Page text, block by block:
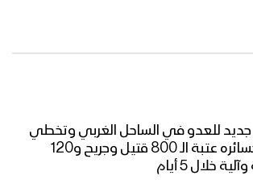
جديد للعدو في الساحل الغربي وتخطي
عداد خسائره عتبة الـ 800 قتيل وجريح و120
خلال 5 أيام